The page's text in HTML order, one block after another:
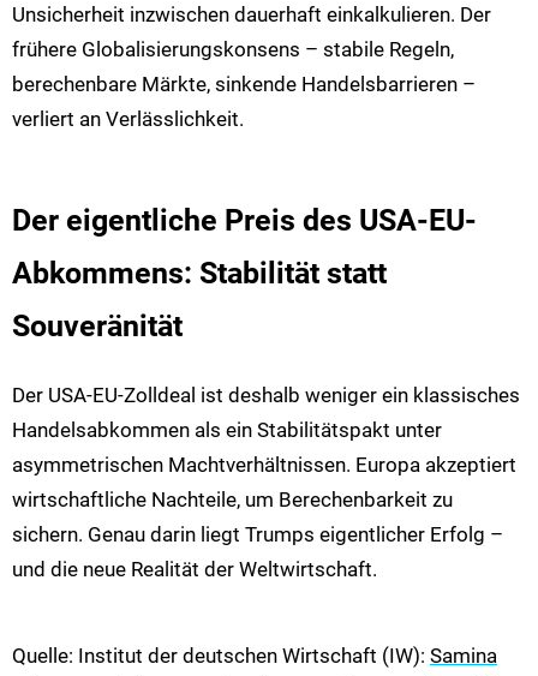
Unsicherheit inzwischen dauerhaft einkalkulieren. Der
frühere Globalisierungskonsens – stabile Regeln,
berechenbare Märkte, sinkende Handelsbarrieren –
verliert an Verlässlichkeit.
Der eigentliche Preis des USA-EU-
Abkommens: Stabilität statt
Souveränität
Der USA-EU-Zolldeal ist deshalb weniger ein klassisches
Handelsabkommen als ein Stabilitätspakt unter
asymmetrischen Machtverhältnissen. Europa akzeptiert
wirtschaftliche Nachteile, um Berechenbarkeit zu
sichern. Genau darin liegt Trumps eigentlicher Erfolg –
und die neue Realität der Weltwirtschaft.
Quelle: Institut der deutschen Wirtschaft (IW): Samina